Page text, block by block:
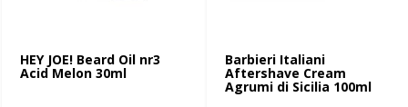
HEY JOE! Beard Oil nr3
Acid Melon 30ml
Barbieri Italiani
Aftershave Cream
Agrumi di Sicilia 100ml